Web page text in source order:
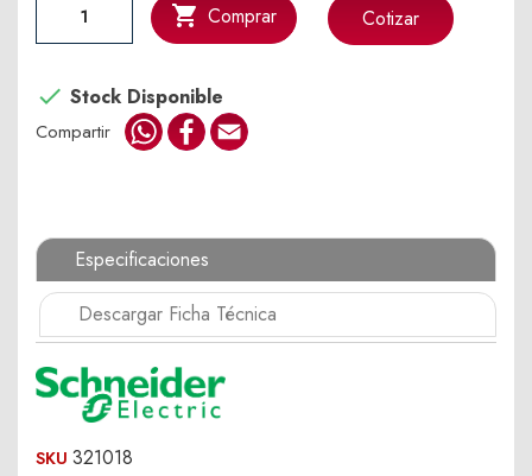
 Comprar
 Stock Disponible
Cotizar
Compartir WhatsApp
Facebook
Especificaciones
Descargar Ficha Técnica
SKU 321018